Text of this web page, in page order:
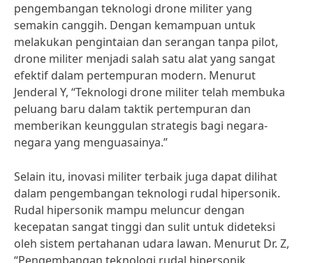
pengembangan teknologi drone militer yang
semakin canggih. Dengan kemampuan untuk
melakukan pengintaian dan serangan tanpa pilot,
drone militer menjadi salah satu alat yang sangat
efektif dalam pertempuran modern. Menurut
Jenderal Y, “Teknologi drone militer telah membuka
peluang baru dalam taktik pertempuran dan
memberikan keunggulan strategis bagi negara-
negara yang menguasainya.”
Selain itu, inovasi militer terbaik juga dapat dilihat
dalam pengembangan teknologi rudal hipersonik.
Rudal hipersonik mampu meluncur dengan
kecepatan sangat tinggi dan sulit untuk dideteksi
oleh sistem pertahanan udara lawan. Menurut Dr. Z,